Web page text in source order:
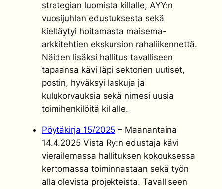
strategian luomista killalle, AYY:n
vuosijuhlan edustuksesta sekä
kieltäytyi hoitamasta maisema-
arkkitehtien ekskursion rahaliikennettä.
Näiden lisäksi hallitus tavalliseen
tapaansa kävi läpi sektorien uutiset,
postin, hyväksyi laskuja ja
kulukorvauksia sekä nimesi uusia
toimihenkilöitä killalle.
Pöytäkirja 15/2025– Maanantaina
14.4.2025 Vista Ry:n edustaja kävi
vierailemassa hallituksen kokouksessa
kertomassa toiminnastaan sekä työn
alla olevista projekteista. Tavalliseen